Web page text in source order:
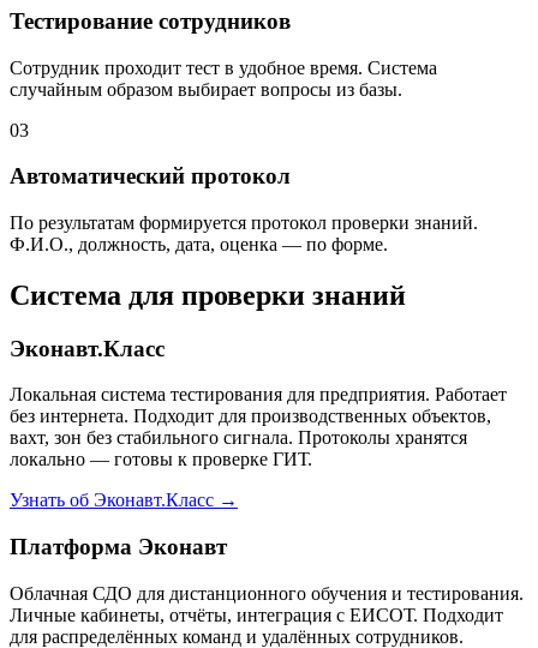
Тестирование сотрудников
Сотрудник проходит тест в удобное время. Система
случайным образом выбирает вопросы из базы.
03
Автоматический протокол
По результатам формируется протокол проверки знаний.
Ф.И.О., должность, дата, оценка — по форме.
Система для проверки знаний
Эконавт.Класс
Локальная система тестирования для предприятия. Работает
без интернета. Подходит для производственных объектов,
вахт, зон без стабильного сигнала. Протоколы хранятся
локально — готовы к проверке ГИТ.
Узнать об Эконавт.Класс →
Платформа Эконавт
Облачная СДО для дистанционного обучения и тестирования.
Личные кабинеты, отчёты, интеграция с ЕИСОТ. Подходит
для распределённых команд и удалённых сотрудников.